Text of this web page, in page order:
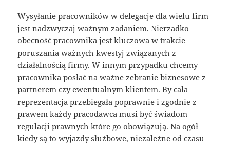
Wysyłanie pracowników w delegacje dla wielu firm
jest nadzwyczaj ważnym zadaniem. Nierzadko
obecność pracownika jest kluczowa w trakcie
poruszania ważnych kwestyj związanych z
działalnością firmy. W innym przypadku chcemy
pracownika posłać na ważne zebranie biznesowe z
partnerem czy ewentualnym klientem. By cała
reprezentacja przebiegała poprawnie i zgodnie z
prawem każdy pracodawca musi być świadom
regulacji prawnych które go obowiązują. Na ogół
kiedy są to wyjazdy służbowe, niezależne od czasu